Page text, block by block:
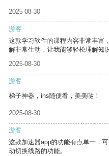
2025-08-30
游客
这款学习软件的课程内容非常丰富
解非常生动，让我能够轻松理解知识
2025-08-30
游客
梯子神器，ins随便看，美美哒！
2025-08-30
游客
这款加速器app的功能有点单一，
动切换线路的功能。